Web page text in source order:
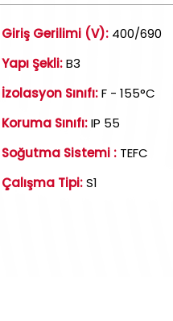
Giriş Gerilimi (V):400/690
Yapı Şekli:B3
İzolasyon Sınıfı:F - 155°C
Koruma Sınıfı:IP 55
Soğutma Sistemi :TEFC
Çalışma Tipi:S1